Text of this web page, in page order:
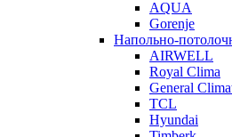
AQUA
Gorenje
Напольно-
AIRWELL
Royal Clima
General
TCL
Hyundai